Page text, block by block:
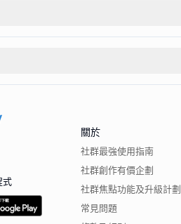
式
關於
社群最強使用指南
社群創作有價企劃
社群焦點功能及升級計劃
常見問題